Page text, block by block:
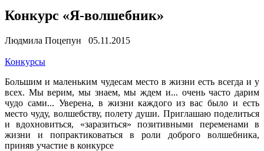
Конкурс «Я-волшебник»
Людмила Поцепун 05.11.2015
Конкурсы
Большим и маленьким чудесам место в жизни есть всегда и у
всех. Мы верим, мы знаем, мы ждем и... очень часто дарим
чудо сами... Уверена, в жизни каждого из вас было и есть
место чуду, волшебству, полету души. Приглашаю поделиться
и вдохновиться, «заразиться» позитивными переменами в
жизни и попрактиковаться в роли доброго волшебника,
приняв участие в конкурсе